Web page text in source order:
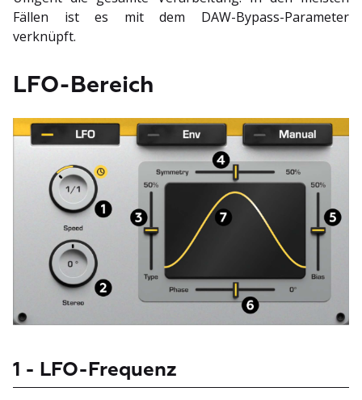
Fällen ist es mit dem DAW-Bypass-Parameter
verknüpft.
LFO-Bereich
1 - LFO-Frequenz